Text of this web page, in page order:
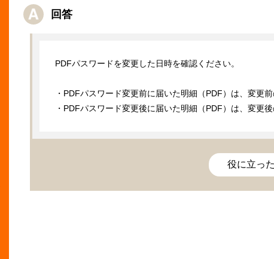
回答
PDFパスワードを変更した日時を確認ください。
・PDFパスワード変更前に届いた明細（PDF）は、変更
・PDFパスワード変更後に届いた明細（PDF）は、変更
役に立った